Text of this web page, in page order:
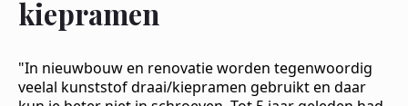
kiepramen
"In nieuwbouw en renovatie worden tegenwoordig
veelal kunststof draai/kiepramen gebruikt en daar